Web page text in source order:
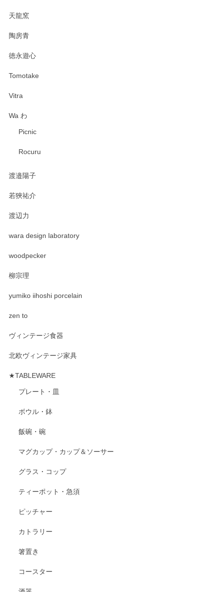
天龍窯
陶房青
徳永遊心
Tomotake
Vitra
Wa わ
Picnic
Rocuru
渡邉陽子
若狹祐介
渡辺力
wara design laboratory
woodpecker
柳宗理
yumiko iihoshi porcelain
zen to
ヴィンテージ食器
北欧ヴィンテージ家具
★TABLEWARE
プレート・皿
ボウル・鉢
飯碗・碗
マグカップ・カップ＆ソーサー
グラス・コップ
ティーポット・急須
ピッチャー
カトラリー
箸置き
コースター